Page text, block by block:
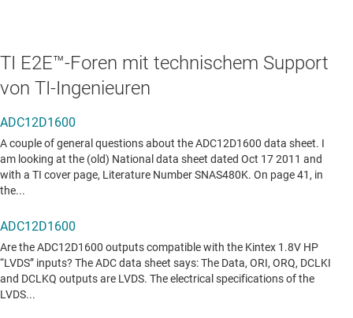
TI E2E™-Foren mit technischem Support
von TI-Ingenieuren